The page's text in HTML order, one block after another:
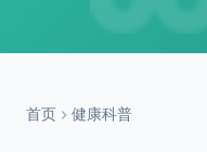
首页 健康科普